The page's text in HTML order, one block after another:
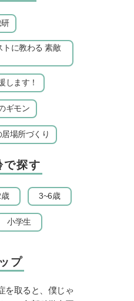
トに教わる 素敵
します！
ギモン
場所づくり
で探す
3~6歳
小学生
プ
を取ると、僕じゃ